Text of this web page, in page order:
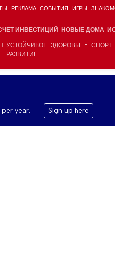
РЕКЛАМА СОБЫТИЯ ИГРЫ
ИНВЕСТИЦИЙ НОВЫЕ ДОМА
УСТОЙЧИВОЕ
РАЗВИТИЕ
ЗДОРОВЬЕ СПОРТ
year. Sign up here